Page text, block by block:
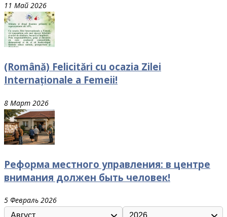
11 Май 2026
(Română) Felicitări cu ocazia Zilei
Internaționale a Femeii!
8 Март 2026
Реформа местного управления: в центре
внимания должен быть человек!
5 Февраль 2026